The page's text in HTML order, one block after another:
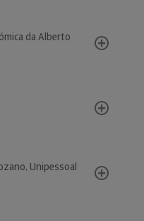
da Alberto
Unipessoal